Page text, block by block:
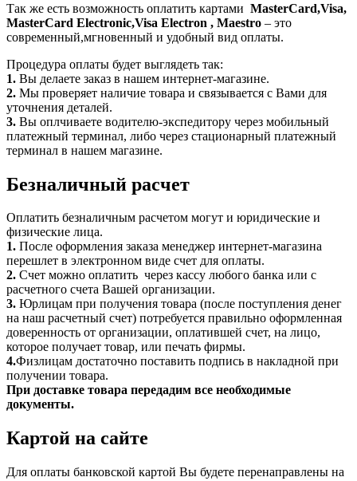
Так же есть возможность оплатить картами MasterCard,Visa,
MasterCard Electronic,Visa Electron , Maestro – это
современный,мгновенный и удобный вид оплаты.
Процедура оплаты будет выглядеть так:
1. Вы делаете заказ в нашем интернет-магазине.
2. Мы проверяет наличие товара и связывается с Вами для
уточнения деталей.
3. Вы оплчиваете водителю-экспедитору через мобильный
платежный терминал, либо через стационарный платежный
терминал в нашем магазине.
Безналичный расчет
Оплатить безналичным расчетом могут и юридические и
физические лица.
1. После оформления заказа менеджер интернет-магазина
перешлет в электронном виде счет для оплаты.
2. Счет можно оплатить через кассу любого банка или с
расчетного счета Вашей организации.
3. Юрлицам при получения товара (после поступления денег
на наш расчетный счет) потребуется правильно оформленная
доверенность от организации, оплатившей счет, на лицо,
которое получает товар, или печать фирмы.
4.Физлицам достаточно поставить подпись в накладной при
получении товара.
При доставке товара передадим все необходимые
документы.
Картой на сайте
Для оплаты банковской картой Вы будете перенаправлены на